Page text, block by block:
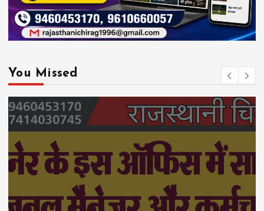
You Missed